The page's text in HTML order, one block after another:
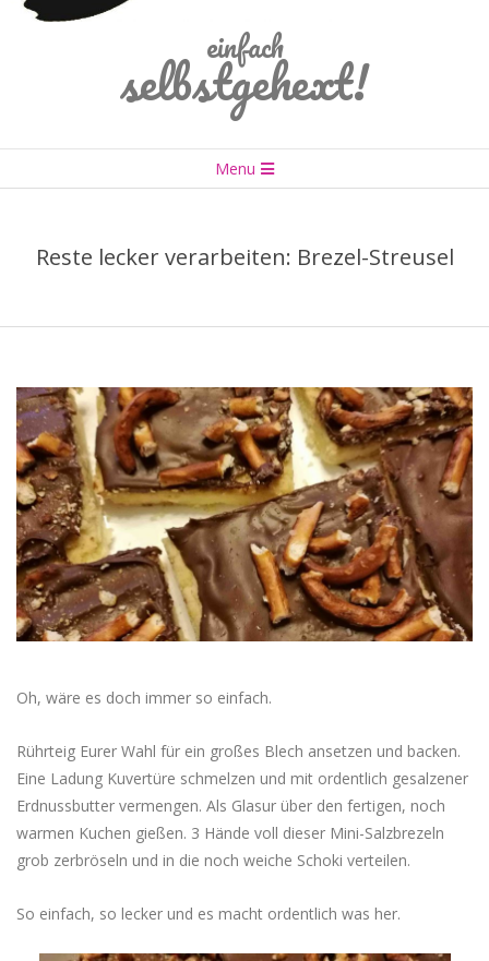
einfach
selbstgehext!
Navigation
Menu
Reste lecker verarbeiten: Brezel-Streusel
Oh, wäre es doch immer so einfach.
Rührteig Eurer Wahl für ein großes Blech ansetzen und backen.
Eine Ladung Kuvertüre schmelzen und mit ordentlich gesalzener
Erdnussbutter vermengen. Als Glasur über den fertigen, noch
warmen Kuchen gießen. 3 Hände voll dieser Mini-Salzbrezeln
grob zerbröseln und in die noch weiche Schoki verteilen.
So einfach, so lecker und es macht ordentlich was her.